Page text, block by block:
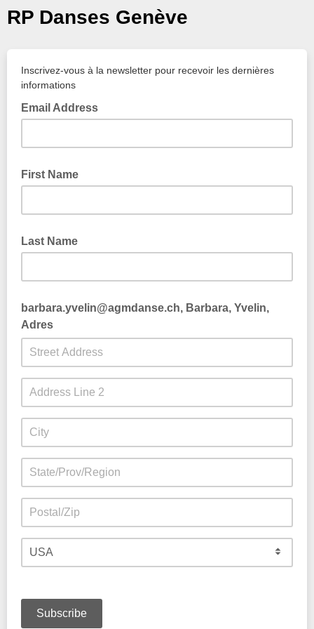
RP Danses Genève
Inscrivez-vous à la newsletter pour recevoir les dernières
informations
Email Address
First Name
Last Name
barbara.yvelin@agmdanse.ch, Barbara, Yvelin,
Adres